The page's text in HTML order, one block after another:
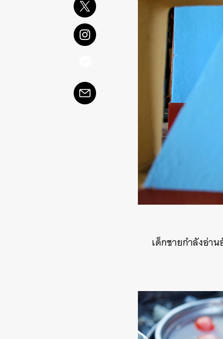
เด็กชายกำลังอ่า